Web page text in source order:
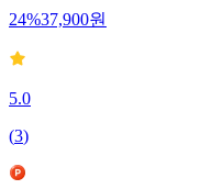
24%37,900원
5.0
(3)